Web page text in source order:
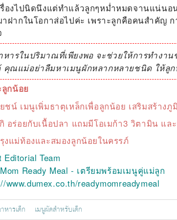
รื่องไปนิดนึงแต่ทำแล้วลูกๆหม่ำหมดจานแน่น
าฝากในโอกาส่อไปค่ะ เพราะลูกคือคนสำคัญ
หารในปริมาณที่เพียงพอ จะช่วยให้การทำงา
คุณแม่อย่าลืมหาเมนูผักหลากหลายชนิด ให้ลู
กน้อย
น์ เมนูเพิ่มธาตุเหล็กเพื่อลูกน้อย เสริมสร้าง
อร่อยกับเนื้อปลา แถมมีโอเมก้า3 วิตามิน แล
แม่ท้องและสมองลูกน้อยในครรภ์
Editorial Team
Ready Meal - เตรียมพร้อมเมนูคู่แม่ลูก
www.dumex.co.th/readymomreadymeal
หารเด็ก เมนูผัดสำหรับเด็ก